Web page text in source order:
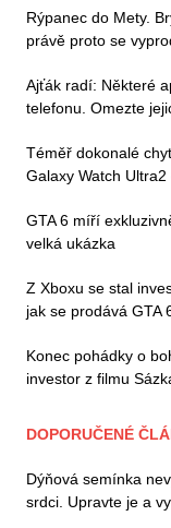
Rýpanec do Mety.
právě proto se
Ajťák radí: Některé
telefonu. Omezte
Téměř dokonalé
Galaxy Watch
GTA 6 míří
velká ukázka
Z Xboxu se stal
jak se prodává GTA
Konec pohádky o
investor z filmu
DOPORUČENÉ
Dýňová semínka
srdci. Upravte je a